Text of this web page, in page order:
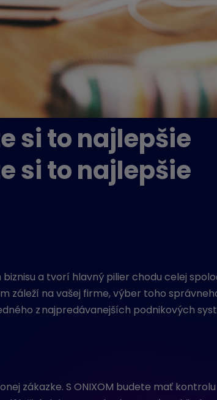
si to najlepšie
si to najlepšie
a tvorí hlavný pilier choducelej
záleží na vašej firme, výber toho
znajpredávanejších podnikových
zákazke. S ONIXOM budete mať